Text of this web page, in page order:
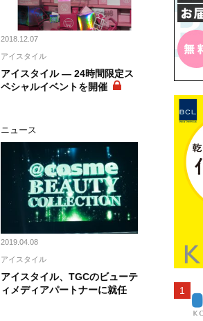
2018.12.07
アイスタイル
アイスタイル ― 24時間限定ス
ペシャルイベントを開催
ニュース
2019.04.08
アイスタイル
アイスタイル、TGCのビューテ
ィメディアパートナーに就任